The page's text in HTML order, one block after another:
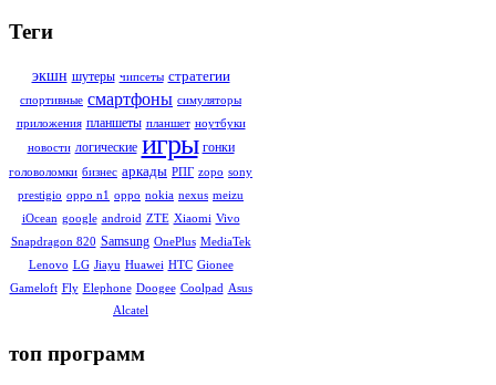
Теги
экшн шутеры чипсеты стратегии
спортивные смартфоны симуляторы
приложения планшеты планшет ноутбуки
новости логические игры гонки
головоломки бизнес аркады РПГ zopo sony
prestigio oppo n1 oppo nokia nexus meizu
iOcean google android ZTE Xiaomi Vivo
Snapdragon 820 Samsung OnePlus MediaTek
Lenovo LG Jiayu Huawei HTC Gionee
Gameloft Fly Elephone Doogee Coolpad Asus
Alcatel
топ программ